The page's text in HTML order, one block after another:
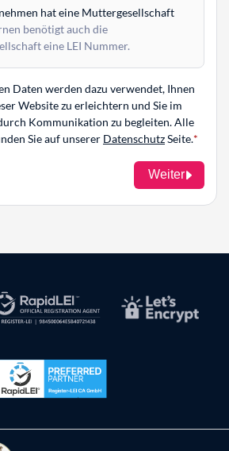
hat eine Muttergesellschaft
benötigt auch die
eine LEI Nummer.
Daten werden dazu verwendet, Ihnen
Website zu erleichtern und Sie im
Kommunikation zu begleiten. Alle
Sie auf unserer DatenschutzSeite.
Weiter